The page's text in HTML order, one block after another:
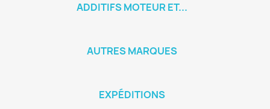
ADDITIFS MOTEUR ET...
AUTRES MARQUES
EXPÉDITIONS